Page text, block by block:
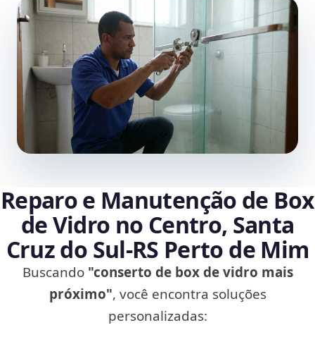
Reparo e Manutenção de Box
de Vidro no Centro, Santa
Cruz do Sul‑RS Perto de Mim
Buscando "conserto de box de vidro mais
próximo", você encontra soluções
personalizadas: